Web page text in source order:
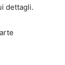
dettagli.